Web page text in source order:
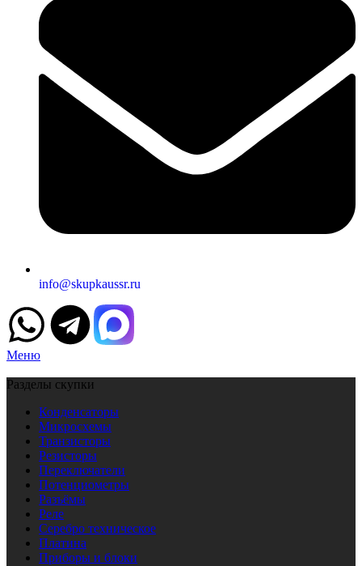
info@skupkaussr.ru
Меню
Разделы скупки
Конденсаторы
Микросхемы
Транзисторы
Резисторы
Переключатели
Потенциометры
Разъёмы
Реле
Серебро техническое
Платина
Приборы и блоки